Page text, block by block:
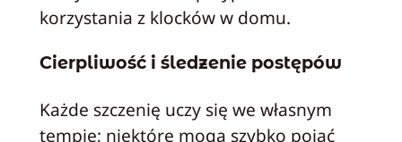
korzystania z klocków w domu.
Cierpliwość i śledzenie postępów
Każde szczenię uczy się we własnym
tempie; niektóre mogą szybko pojąć